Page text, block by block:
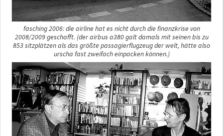
fasching 2006: die airline hat es nicht durch die finanzkrise von
2008/2009 geschafft. (der airbus a380 galt damals mit seinen bis zu
853 sitzplätzen als das größte passagierflugzeug der welt, hätte also
urscha fast zweifach einpacken können.)